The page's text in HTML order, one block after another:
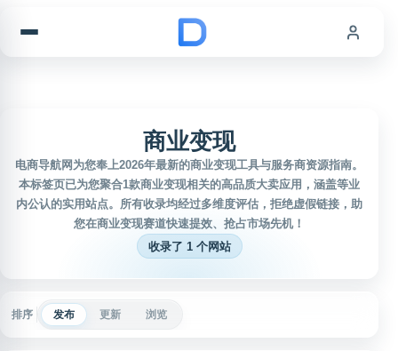
商业变现
电商导航网为您奉上2026年最新的商业变现工具与服务商资源指南。
本标签页已为您聚合1款商业变现相关的高品质大卖应用，涵盖等业
内公认的实用站点。所有收录均经过多维度评估，拒绝虚假链接，助
您在商业变现赛道快速提效、抢占市场先机！
收录了 1 个网站
排序 发布 更新 浏览